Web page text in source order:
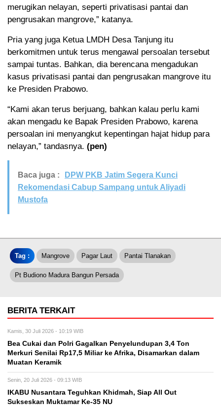
merugikan nelayan, seperti privatisasi pantai dan
pengrusakan mangrove,” katanya.
Pria yang juga Ketua LMDH Desa Tanjung itu
berkomitmen untuk terus mengawal persoalan tersebut
sampai tuntas. Bahkan, dia berencana mengadukan
kasus privatisasi pantai dan pengrusakan mangrove itu
ke Presiden Prabowo.
“Kami akan terus berjuang, bahkan kalau perlu kami
akan mengadu ke Bapak Presiden Prabowo, karena
persoalan ini menyangkut kepentingan hajat hidup para
nelayan,” tandasnya. (pen)
Baca juga :
DPW PKB Jatim Segera Kunci
Rekomendasi Cabup Sampang untuk Aliyadi
Mustofa
Tag : Mangrove Pagar Laut Pantai Tlanakan
Pt Budiono Madura Bangun Persada
BERITA TERKAIT
Kamis, 30 Juli 2026 - 10:19 WIB
Bea Cukai dan Polri Gagalkan Penyelundupan 3,4 Ton
Merkuri Senilai Rp17,5 Miliar ke Afrika, Disamarkan dalam
Muatan Keramik
Senin, 20 Juli 2026 - 09:13 WIB
IKABU Nusantara Teguhkan Khidmah, Siap All Out
Sukseskan Muktamar Ke-35 NU